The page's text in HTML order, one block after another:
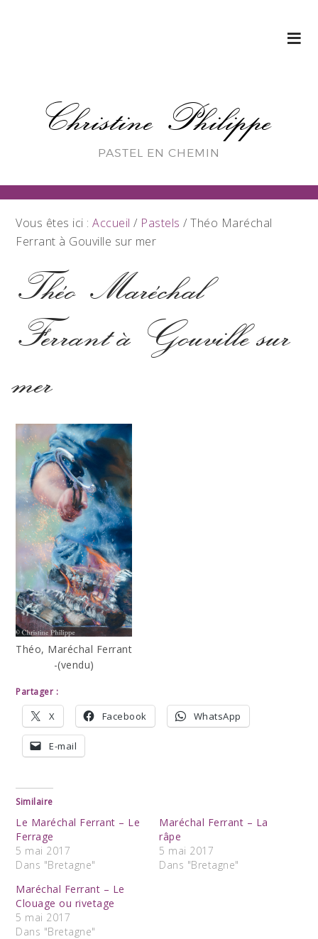
Christine Philippe
PASTEL EN CHEMIN
Vous êtes ici :Accueil / Pastels / Théo Maréchal
Ferrant à Gouville sur mer
Théo Maréchal
Ferrant à Gouville sur
mer
Théo, Maréchal Ferrant
-(vendu)
Partager :
X Facebook WhatsApp
E-mail
Similaire
Le Maréchal Ferrant – Le
Ferrage
5 mai 2017
Dans "Bretagne"
Maréchal Ferrant – La
râpe
5 mai 2017
Dans "Bretagne"
Maréchal Ferrant – Le
Clouage ou rivetage
5 mai 2017
Dans "Bretagne"